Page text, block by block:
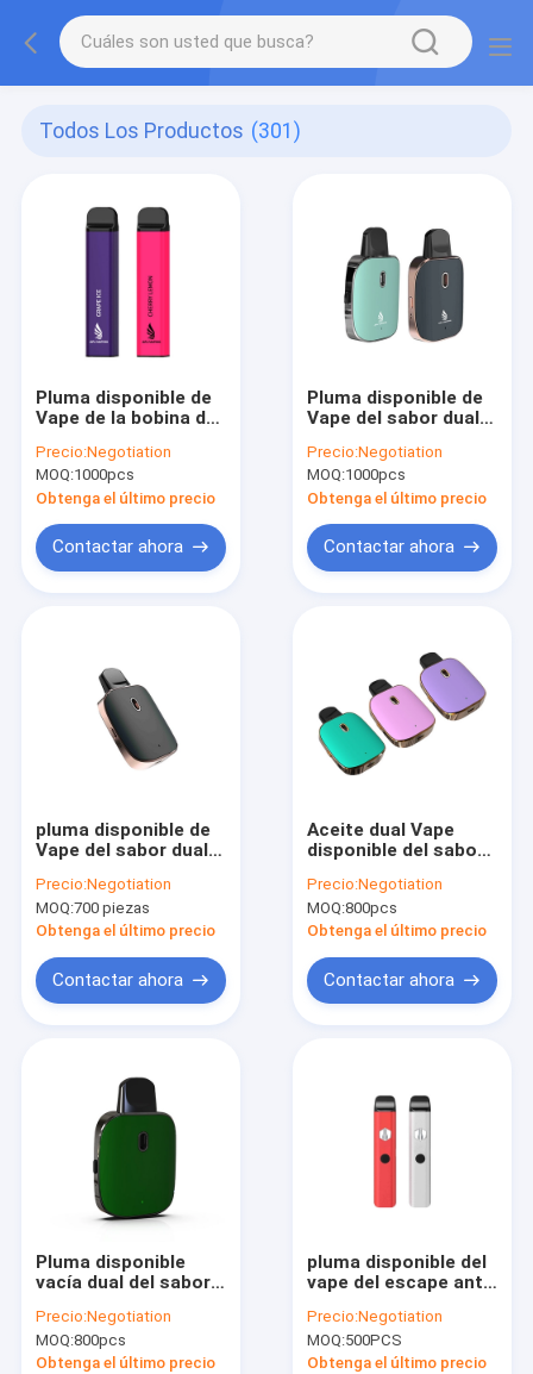
Todos Los Productos (301)
Pluma disponible de
Vape de la bobina del
dispositivo 850mAh
del vaporizador de
Eliquid que fuma
Precio:Negotiation
MOQ:1000pcs
Obtenga el último precio
Contactar ahora
Pluma disponible de
Vape del sabor dual
CBD D8
Precio:Negotiation
MOQ:1000pcs
Obtenga el último precio
Contactar ahora
pluma disponible de
Vape del sabor dual
interruptor de 3.7V
2ml THC
Precio:Negotiation
MOQ:700 piezas
Obtenga el último precio
Contactar ahora
Aceite dual Vape
disponible del sabor
de la bobina de
cerámica
Precio:Negotiation
MOQ:800pcs
Obtenga el último precio
Contactar ahora
Pluma disponible
vacía dual del sabor
del OEM
Precio:Negotiation
MOQ:800pcs
Obtenga el último precio
pluma disponible del
vape del escape anti
1.3ohm Thc Vape
Precio:Negotiation
MOQ:500PCS
Obtenga el último precio